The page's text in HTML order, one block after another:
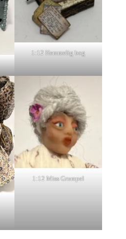
1:12 Hemmelig bog
1:12 Miss Grumpel